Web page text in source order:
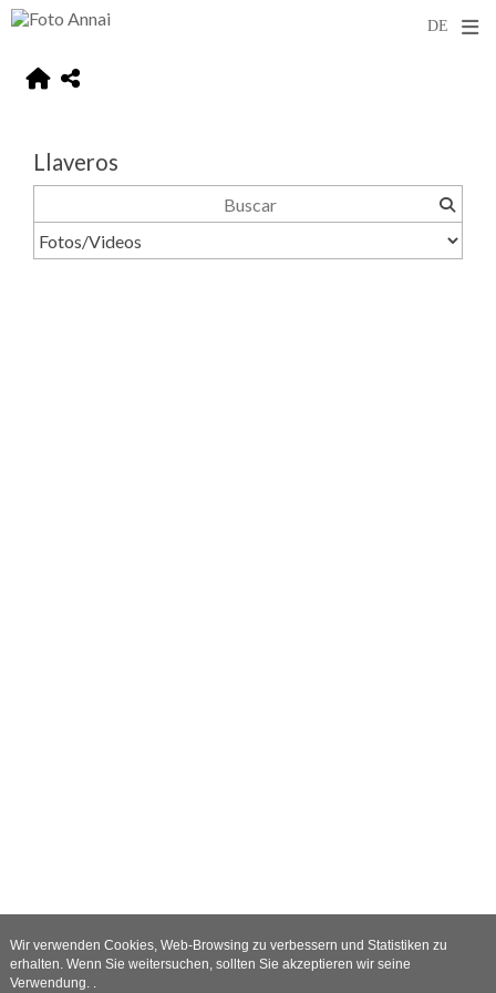
Llaveros
Wir verwenden Cookies, Web-Browsing zu verbessern und Statistiken zu
erhalten. Wenn Sie weitersuchen, sollten Sie akzeptieren wir seine
Verwendung. .